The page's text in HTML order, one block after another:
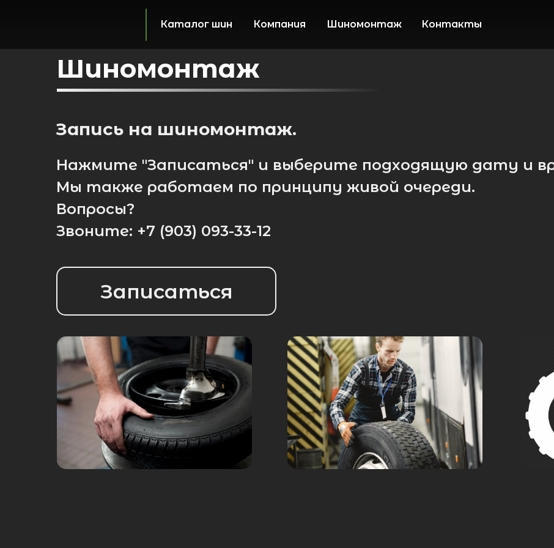
Каталог шин Шиномонтаж Контакты
Компания
Шиномонтаж
Запись на шиномонтаж.
Нажмите "Записаться" и выберите подходящую дату и
Мы также работаем по принципу живой очереди.
Вопросы?
Звоните: +7 (903) 093-33-12
Записаться